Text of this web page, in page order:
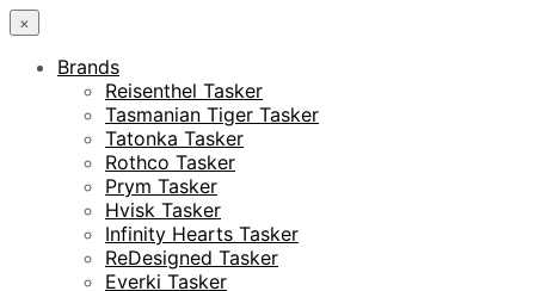
×
Brands
Reisenthel Tasker
Tasmanian Tiger Tasker
Tatonka Tasker
Rothco Tasker
Prym Tasker
Hvisk Tasker
Infinity Hearts Tasker
ReDesigned Tasker
Everki Tasker